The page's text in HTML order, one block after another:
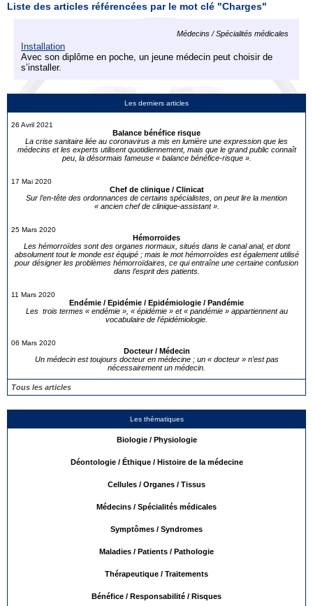
Les derniers articles
26 Avril 2021
Balance bénéfice risque
La crise sanitaire liée au coronavirus a mis en lumière une expression que les
médecins et les experts utilisent quotidiennement, mais que le grand public connaît
peu, la désormais fameuse « balance bénéfice-risque ».
17 Mai 2020
Chef de clinique / Clinicat
Sur l’en-tête des ordonnances de certains spécialistes, on peut lire la mention
« ancien chef de clinique-assistant ».
25 Mars 2020
Hémorroïdes
Les hémorroïdes sont des organes normaux, situés dans le canal anal, et dont
absolument tout le monde est équipé ; mais le mot hémorroïdes est également utilisé
pour désigner les problèmes hémorroïdaires, ce qui entraîne une certaine confusion
dans l’esprit des patients.
11 Mars 2020
Endémie / Epidémie / Epidémiologie / Pandémie
Les trois termes « endémie », « épidémie » et « pandémie » appartiennent au
vocabulaire de l’épidémiologie.
06 Mars 2020
Docteur / Médecin
Un médecin est toujours docteur en médecine ; un « docteur » n’est pas
nécessairement un médecin.
Tous les articles
Les thématiques
Biologie / Physiologie
Déontologie / Éthique / Histoire de la médecine
Cellules / Organes / Tissus
Médecins / Spécialités médicales
Symptômes / Syndromes
Maladies / Patients / Pathologie
Thérapeutique / Traitements
Bénéfice / Responsabilité / Risques
Liste des articles référencées par le mot clé "Charges"
Médecins / Spécialités médicales
Installation
Avec son diplôme en poche, un jeune médecin peut choisir de
s’installer.